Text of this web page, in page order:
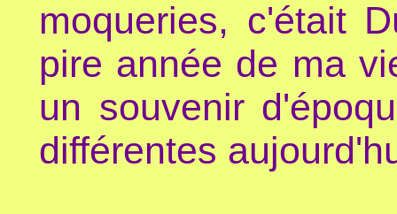
moqueries, c'était
pire année de ma
un souvenir
différentes